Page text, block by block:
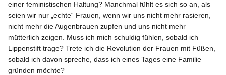
einer feministischen Haltung? Manchmal fühlt es sich so an, als
seien wir nur „echte“ Frauen, wenn wir uns nicht mehr rasieren,
nicht mehr die Augenbrauen zupfen und uns nicht mehr
mütterlich zeigen. Muss ich mich schuldig fühlen, sobald ich
Lippenstift trage? Trete ich die Revolution der Frauen mit Füßen,
sobald ich davon spreche, dass ich eines Tages eine Familie
gründen möchte?